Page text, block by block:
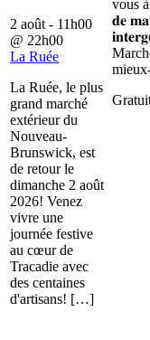
2 août - 11h00
@ 22h00
La Ruée
La Ruée, le plus
grand marché
extérieur du
Nouveau-
Brunswick, est
de retour le
dimanche 2 août
2026! Venez
vivre une
journée festive
au cœur de
Tracadie avec
des centaines
d'artisans! […]
vous
𝐝𝐞